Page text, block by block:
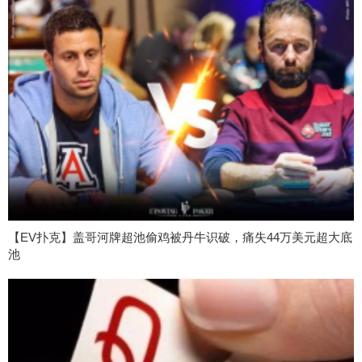
【EV扑克】盖哥河牌超池偷鸡被丹牛识破，痛失44万美元超大底
池